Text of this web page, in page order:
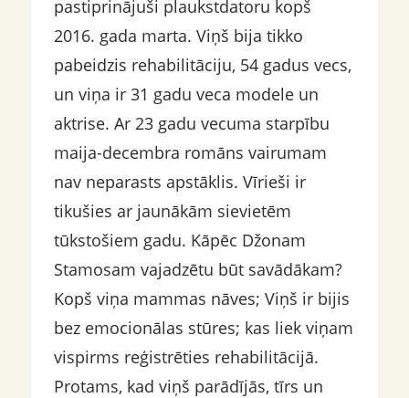
pastiprinājuši plaukstdatoru kopš
2016. gada marta. Viņš bija tikko
pabeidzis rehabilitāciju, 54 gadus vecs,
un viņa ir 31 gadu veca modele un
aktrise. Ar 23 gadu vecuma starpību
maija-decembra romāns vairumam
nav neparasts apstāklis. Vīrieši ir
tikušies ar jaunākām sievietēm
tūkstošiem gadu. Kāpēc Džonam
Stamosam vajadzētu būt savādākam?
Kopš viņa mammas nāves; Viņš ir bijis
bez emocionālas stūres; kas liek viņam
vispirms reģistrēties rehabilitācijā.
Protams, kad viņš parādījās, tīrs un